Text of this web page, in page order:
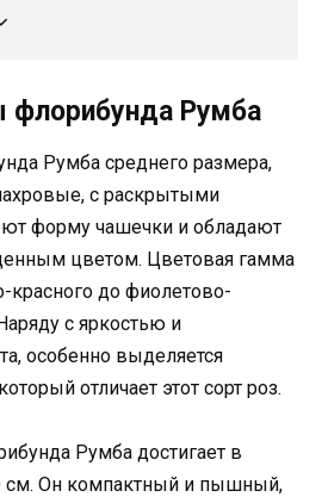
флорибунда Румба
Румба среднего размера,
с раскрытыми
форму чашечки и обладают
цветом. Цветовая гамма
красного до фиолетово-
с яркостью и
особенно выделяется
отличает этот сорт роз.
Румба достигает в
см. Он компактный и пышный,